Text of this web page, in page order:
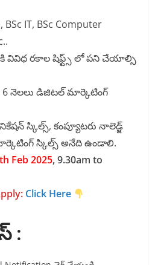
BSc IT, BSc Computer
వివిధ రకాల షిఫ్ట్స్ లో పని చేయాల్సి
6 నెలలు డిజిటల్ మార్కెటింగ్
స్కిల్స్, కంప్యూటరు నాలెడ్జ్
స్కిల్స్ అనేది ఉండాలి.
Feb 2025, 9.30am to
Click Here
: